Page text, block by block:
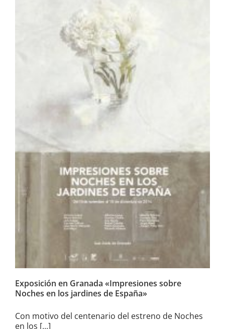
Exposición en Granada
«Impresiones sobre Noches
en los jardines de España»
Exposición en Granada «Impresiones sobre
Noches en los jardines de España»
Con motivo del centenario del estreno de Noches
en los [...]